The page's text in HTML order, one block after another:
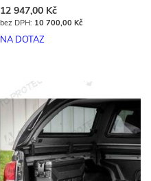
12 947,00 Kč
10 700,00 Kč
NA DOTAZ